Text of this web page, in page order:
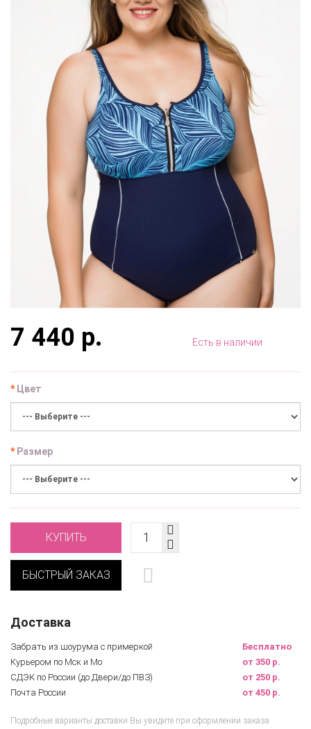
7 440 р. Есть в наличии
Цвет
Размер
КУПИТЬ
БЫСТРЫЙ ЗАКАЗ
Доставка
Забрать из шоурума с примеркой
Бесплатно
Курьером по Мск и Мо
от 350 р.
СДЭК по России (до Двери/до ПВЗ)
от 250 р.
Почта России
от 450 р.
Подробные варианты доставки Вы увидите при оформлении заказа